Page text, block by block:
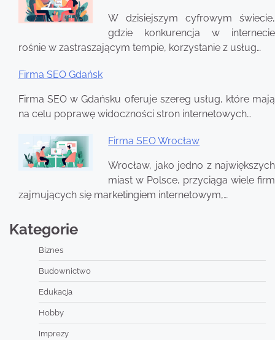
W dzisiejszym cyfrowym świecie,
gdzie konkurencja w internecie
rośnie w zastraszającym tempie, korzystanie z usług…
Firma SEO Gdańsk
Firma SEO w Gdańsku oferuje szereg usług, które mają
na celu poprawę widoczności stron internetowych…
Firma SEO Wrocław
Wrocław, jako jedno z największych
miast w Polsce, przyciąga wiele firm
zajmujących się marketingiem internetowym,…
Kategorie
Biznes
Budownictwo
Edukacja
Hobby
Imprezy